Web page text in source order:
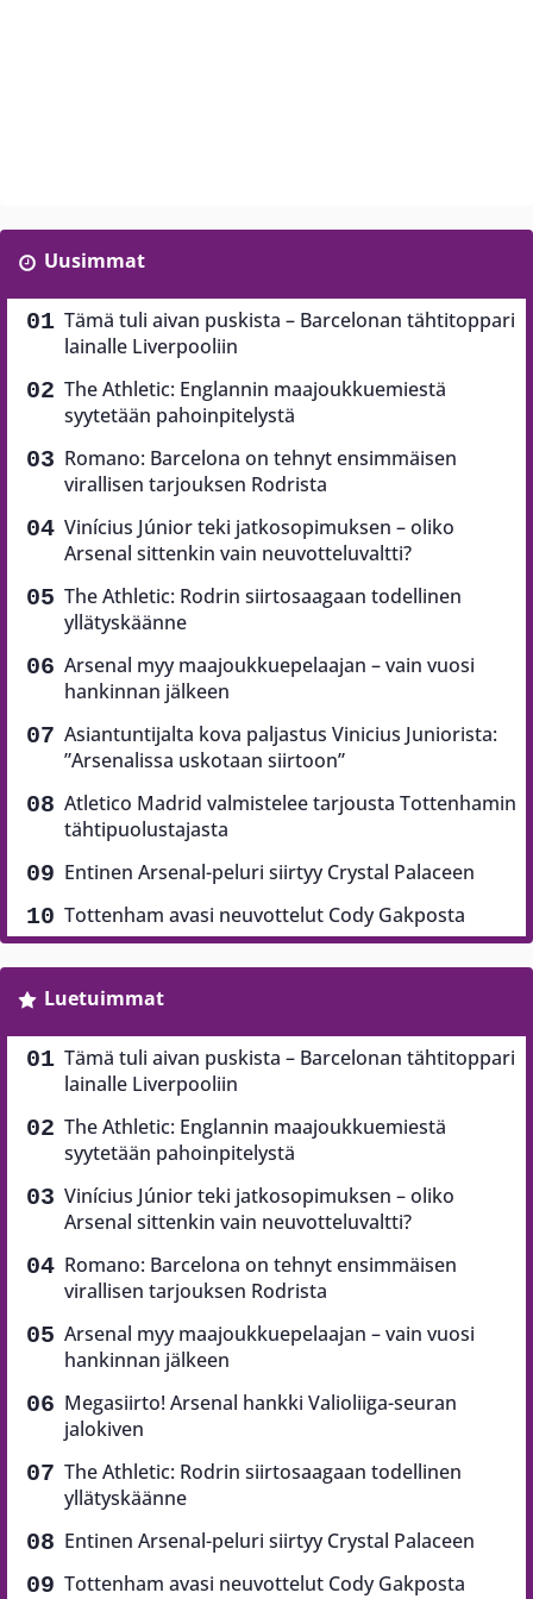
Uusimmat
Tämä tuli aivan puskista – Barcelonan tähtitoppari
lainalle Liverpooliin
The Athletic: Englannin maajoukkuemiestä
syytetään pahoinpitelystä
Romano: Barcelona on tehnyt ensimmäisen
virallisen tarjouksen Rodrista
Vinícius Júnior teki jatkosopimuksen – oliko
Arsenal sittenkin vain neuvotteluvaltti?
The Athletic: Rodrin siirtosaagaan todellinen
yllätyskäänne
Arsenal myy maajoukkuepelaajan – vain vuosi
hankinnan jälkeen
Asiantuntijalta kova paljastus Vinicius Juniorista:
”Arsenalissa uskotaan siirtoon”
Atletico Madrid valmistelee tarjousta Tottenhamin
tähtipuolustajasta
Entinen Arsenal-peluri siirtyy Crystal Palaceen
Tottenham avasi neuvottelut Cody Gakposta
Luetuimmat
Tämä tuli aivan puskista – Barcelonan tähtitoppari
lainalle Liverpooliin
The Athletic: Englannin maajoukkuemiestä
syytetään pahoinpitelystä
Vinícius Júnior teki jatkosopimuksen – oliko
Arsenal sittenkin vain neuvotteluvaltti?
Romano: Barcelona on tehnyt ensimmäisen
virallisen tarjouksen Rodrista
Arsenal myy maajoukkuepelaajan – vain vuosi
hankinnan jälkeen
Megasiirto! Arsenal hankki Valioliiga-seuran
jalokiven
The Athletic: Rodrin siirtosaagaan todellinen
yllätyskäänne
Entinen Arsenal-peluri siirtyy Crystal Palaceen
Tottenham avasi neuvottelut Cody Gakposta